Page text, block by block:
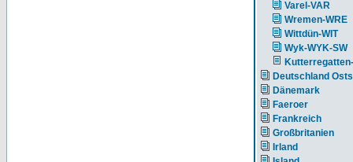
Varel-VAR
Wremen-WRE
Wittdün-WIT
Wyk-WYK-SW
Deutschland
Dänemark
Faeroer
Frankreich
Großbritanien
Irland